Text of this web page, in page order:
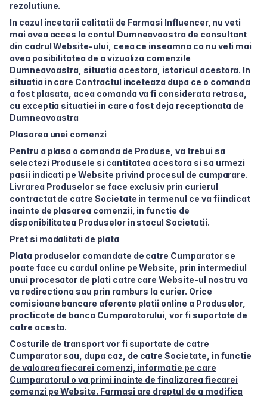
rezolutiune.
In cazul incetarii calitatii de Farmasi Influencer, nu veti
mai avea acces la contul Dumneavoastra de consultant
din cadrul Website-ului, ceea ce inseamna ca nu veti mai
avea posibilitatea de a vizualiza comenzile
Dumneavoastra, situatia acestora, istoricul acestora. In
situatia in care Contractul inceteaza dupa ce o comanda
a fost plasata, acea comanda va fi considerata retrasa,
cu exceptia situatiei in care a fost deja receptionata de
Dumneavoastra
Plasarea unei comenzi
Pentru a plasa o comanda de Produse, va trebui sa
selectezi Produsele si cantitatea acestora si sa urmezi
pasii indicati pe Website privind procesul de cumparare.
Livrarea Produselor se face exclusiv prin curierul
contractat de catre Societate in termenul ce va fi indicat
inainte de plasarea comenzii, in functie de
disponibilitatea Produselor in stocul Societatii.
Pret si modalitati de plata
Plata produselor comandate de catre Cumparator se
poate face cu cardul online pe Website, prin intermediul
unui procesator de plati catre care Website-ul nostru va
va redirectiona sau prin ramburs la curier. Orice
comisioane bancare aferente platii online a Produselor,
practicate de banca Cumparatorului, vor fi suportate de
catre acesta.
Costurile de transportvor fi suportate de catre
Cumparator sau, dupa caz, de catre Societate, in functie
de valoarea fiecarei comenzi, informatie pe care
Cumparatorul o va primi inainte de finalizarea fiecarei
comenzi pe Website. Farmasi are dreptul de a modifica